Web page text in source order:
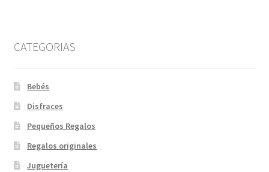
CATEGORIAS
Bebés
Disfraces
Pequeños Regalos
Regalos originales
Juguetería